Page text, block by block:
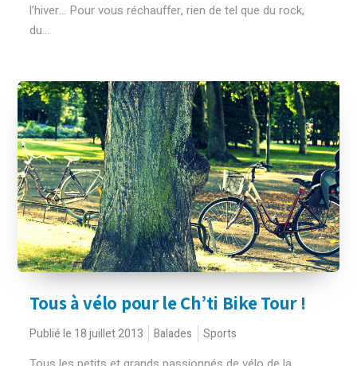
l’hiver… Pour vous réchauffer, rien de tel que du rock,
du...
Tous à vélo pour le Ch’ti Bike Tour !
Publié le 18 juillet 2013 Balades Sports